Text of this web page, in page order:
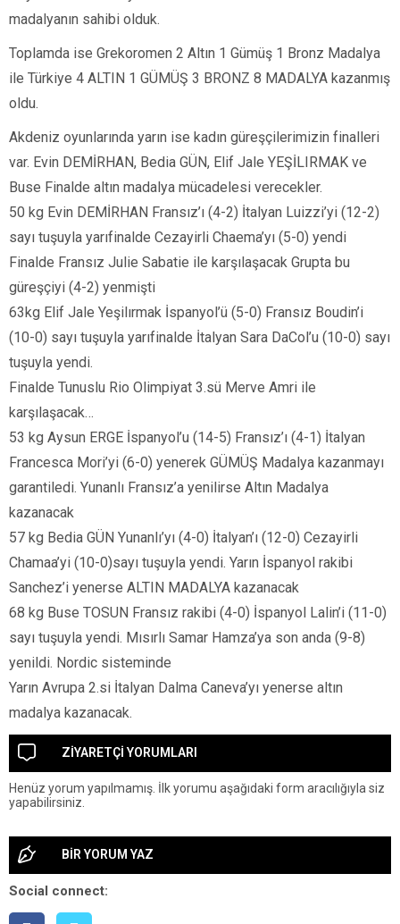
madalyanın sahibi olduk.
Toplamda ise Grekoromen 2 Altın 1 Gümüş 1 Bronz Madalya
ile Türkiye 4 ALTIN 1 GÜMÜŞ 3 BRONZ 8 MADALYA kazanmış
oldu.
Akdeniz oyunlarında yarın ise kadın güreşçilerimizin finalleri
var. Evin DEMİRHAN, Bedia GÜN, Elif Jale YEŞİLIRMAK ve
Buse Finalde altın madalya mücadelesi verecekler.
50 kg Evin DEMİRHAN Fransız’ı (4-2) İtalyan Luizzi’yi (12-2)
sayı tuşuyla yarıfinalde Cezayirli Chaema’yı (5-0) yendi
Finalde Fransız Julie Sabatie ile karşılaşacak Grupta bu
güreşçiyi (4-2) yenmişti
63kg Elif Jale Yeşilırmak İspanyol’ü (5-0) Fransız Boudin’i
(10-0) sayı tuşuyla yarıfinalde İtalyan Sara DaCol’u (10-0) sayı
tuşuyla yendi.
Finalde Tunuslu Rio Olimpiyat 3.sü Merve Amri ile
karşılaşacak…
53 kg Aysun ERGE İspanyol’u (14-5) Fransız’ı (4-1) İtalyan
Francesca Mori’yi (6-0) yenerek GÜMÜŞ Madalya kazanmayı
garantiledi. Yunanlı Fransız’a yenilirse Altın Madalya
kazanacak
57 kg Bedia GÜN Yunanlı’yı (4-0) İtalyan’ı (12-0) Cezayirli
Chamaa’yi (10-0)sayı tuşuyla yendi. Yarın İspanyol rakibi
Sanchez’i yenerse ALTIN MADALYA kazanacak
68 kg Buse TOSUN Fransız rakibi (4-0) İspanyol Lalin’i (11-0)
sayı tuşuyla yendi. Mısırlı Samar Hamza’ya son anda (9-8)
yenildi. Nordic sisteminde
Yarın Avrupa 2.si İtalyan Dalma Caneva’yı yenerse altın
madalya kazanacak.
ZİYARETÇİ YORUMLARI
Henüz yorum yapılmamış. İlk yorumu aşağıdaki form aracılığıyla siz
yapabilirsiniz.
BİR YORUM YAZ
Social connect: